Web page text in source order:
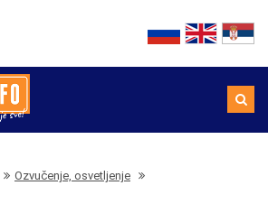
Ozvučenje, osvetljenje